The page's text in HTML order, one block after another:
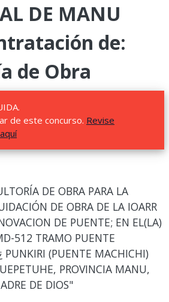
DE MANU
de:
de Obra
de este concurso. Revise
DE OBRA PARA LA
DE OBRA DE LA IOARR
DE PUENTE; EN EL(LA)
512 TRAMO PUENTE
PUNKIRI (PUENTE MACHICHI)
PROVINCIA MANU,
DE DIOS"